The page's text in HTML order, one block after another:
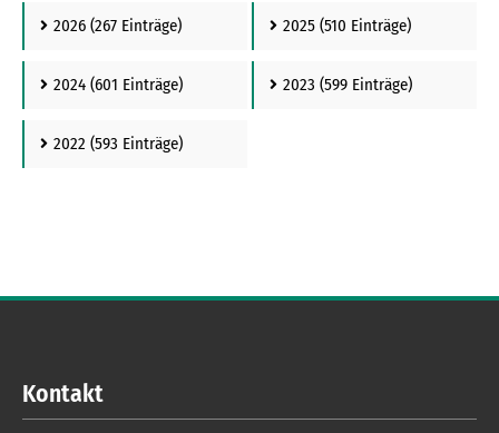
2026 (267 Einträge) 2025 (510 Einträge)
2024 (601 Einträge) 2023 (599 Einträge)
2022 (593 Einträge)
Kontakt